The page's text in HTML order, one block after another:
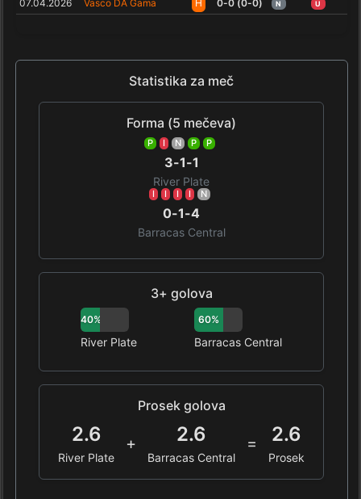
07.04.2026 Vasco DA Gama H 0-0 (0-0) N U
Statistika za meč
Forma (5 mečeva)
P I N P P
3-1-1
River Plate
I I I I N
0-1-4
Barracas Central
3+ golova
40%
River Plate
60%
Barracas Central
Prosek golova
2.6
River Plate
+ 2.6
Barracas Central
= 2.6
Prosek